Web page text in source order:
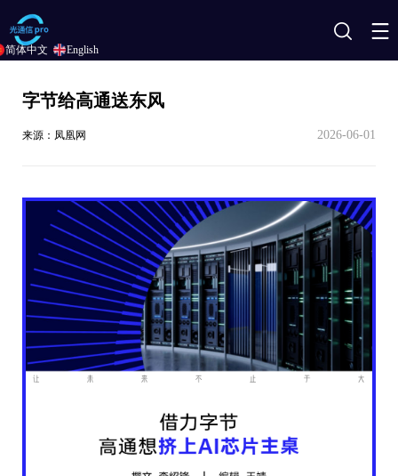
搜
字节给高通送东风
来源：凤凰网 2026-06-01
简体中文 English